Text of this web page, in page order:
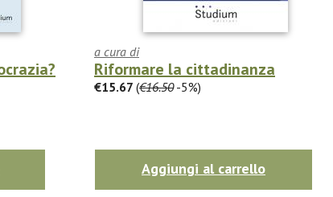
a cura di
Riformare la cittadinanza
€15.67 (€16.50-5%)
Aggiungi al carrello